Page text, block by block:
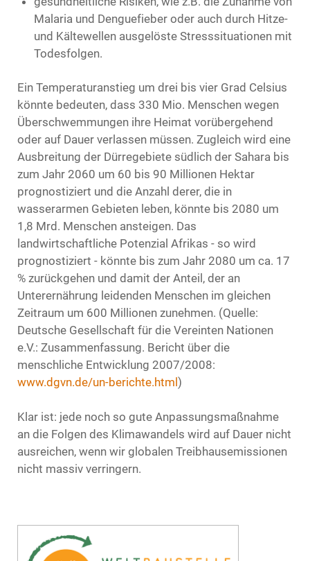
Malaria und Denguefieber oder auch durch Hitze-
und Kältewellen ausgelöste Stresssituationen mit
Todesfolgen.
Ein Temperaturanstieg um drei bis vier Grad Celsius
könnte bedeuten, dass 330 Mio. Menschen wegen
Überschwemmungen ihre Heimat vorübergehend
oder auf Dauer verlassen müssen. Zugleich wird eine
Ausbreitung der Dürregebiete südlich der Sahara bis
zum Jahr 2060 um 60 bis 90 Millionen Hektar
prognostiziert und die Anzahl derer, die in
wasserarmen Gebieten leben, könnte bis 2080 um
1,8 Mrd. Menschen ansteigen. Das
landwirtschaftliche Potenzial Afrikas - so wird
prognostiziert - könnte bis zum Jahr 2080 um ca. 17
% zurückgehen und damit der Anteil, der an
Unterernährung leidenden Menschen im gleichen
Zeitraum um 600 Millionen zunehmen. (Quelle:
Deutsche Gesellschaft für die Vereinten Nationen
e.V.: Zusammenfassung. Bericht über die
menschliche Entwicklung 2007/2008:
www.dgvn.de/un-berichte.html)
Klar ist: jede noch so gute Anpassungsmaßnahme
an die Folgen des Klimawandels wird auf Dauer nicht
ausreichen, wenn wir globalen Treibhausemissionen
nicht massiv verringern.